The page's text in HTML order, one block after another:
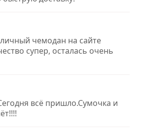
чемодан на сайте
супер, осталась очень
всё пришло.Сумочка и